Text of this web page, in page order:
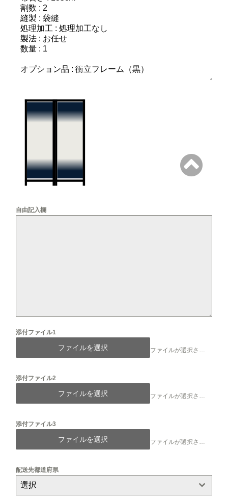
自由記入欄
添付ファイル1
ファイルを選択 ファイルが選択されていません
添付ファイル2
ファイルを選択 ファイルが選択されていません
添付ファイル3
ファイルを選択 ファイルが選択されていません
配送先都道府県
選択